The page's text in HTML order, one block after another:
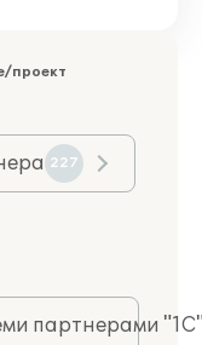
проект
227
партнерами